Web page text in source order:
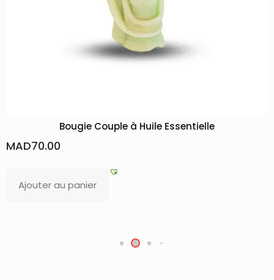
à Huile Essentielle Pack complet de